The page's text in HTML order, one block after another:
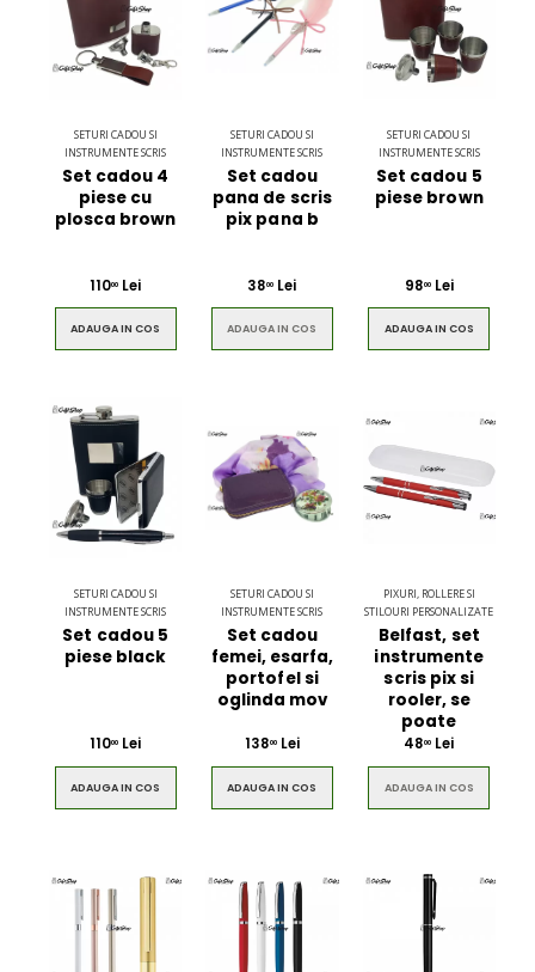
SETURI CADOU SI
INSTRUMENTE SCRIS
Set cadou 4
piese cu
plosca brown
11000 Lei
ADAUGA IN COS
SETURI CADOU SI
INSTRUMENTE SCRIS
Set cadou
pana de scris
pix pana b
3800 Lei
ADAUGA IN COS
SETURI CADOU SI
INSTRUMENTE SCRIS
Set cadou 5
piese brown
9800Lei
ADAUGA IN COS
SETURI CADOU SI
INSTRUMENTE SCRIS
Set cadou 5
piese black
11000 Lei
ADAUGA IN COS
SETURI CADOU SI
INSTRUMENTE SCRIS
Set cadou
femei, esarfa,
portofel si
oglinda mov
13800Lei
ADAUGA IN COS
PIXURI, ROLLERE SI
STILOURI PERSONALIZATE
Belfast, set
instrumente
scris pix si
rooler, se
poate
4800 Lei
ADAUGA IN COS